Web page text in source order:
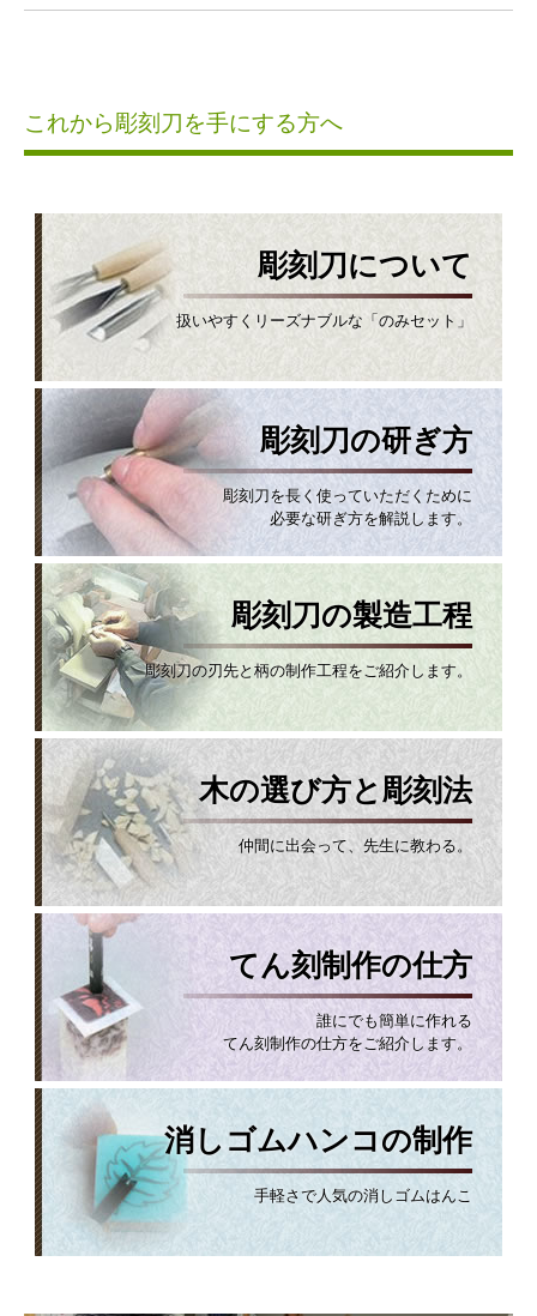
これから彫刻刀を手にする方へ
彫刻刀について
扱いやすくリーズナブルな「のみセット」
彫刻刀の研ぎ方
彫刻刀を長く使っていただくために
必要な研ぎ方を解説します。
彫刻刀の製造工程
彫刻刀の刃先と柄の制作工程をご紹介します。
木の選び方と彫刻法
仲間に出会って、先生に教わる。
てん刻制作の仕方
誰にでも簡単に作れる
てん刻制作の仕方をご紹介します。
消しゴムハンコの制作
手軽さで人気の消しゴムはんこ